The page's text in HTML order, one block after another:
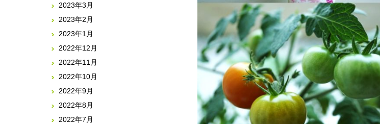
2023年3月
2023年2月
2023年1月
2022年12月
2022年11月
2022年10月
2022年9月
2022年8月
2022年7月